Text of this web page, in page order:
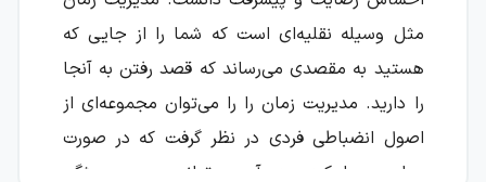
مثل وسیله نقلیه‌ای است که شما را از جایی که
هستید به مقصدی می‌رساند که قصد رفتن به آنجا
را دارید. مدیریت زمان را را می‌توان مجموعه‌ای از
اصول انضباطی فردی در نظر گرفت که در صورت
مهارت پیدا کردن در آن می‌توانید به هر ویژگی